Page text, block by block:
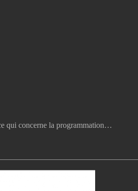
qui concerne la programmation…